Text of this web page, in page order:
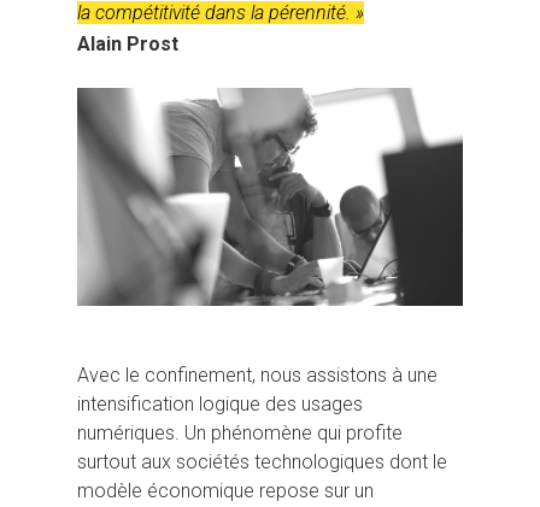
la compétitivité dans la pérennité. »
Alain Prost
Avec le confinement, nous assistons à une
intensification logique des usages
numériques. Un phénomène qui profite
surtout aux sociétés technologiques dont le
modèle économique repose sur un